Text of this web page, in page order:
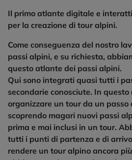
Il primo atlante digitale e
per la creazione di tour alpini.
Come conseguenza del nostro
passi alpini, e su richiesta,
questo atlante dei passi alpini.
Qui sono integrati quasi tutti i
secondarie conosciute. In questo
organizzare un tour da un passo
scoprendo magari nuovi passi
prima e mai inclusi in un tour.
tutti i punti di partenza e di
rendere un tour alpino ancora